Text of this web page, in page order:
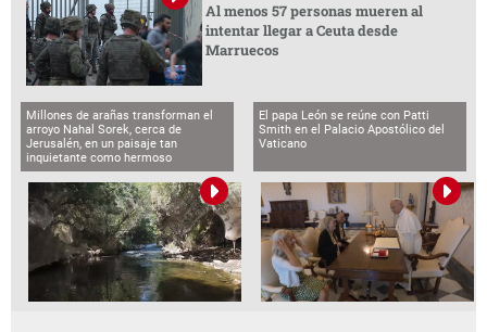
Al menos 57 personas mueren al
intentar llegar a Ceuta desde
Marruecos
Millones de arañas transforman el
arroyo Nahal Sorek, cerca de
Jerusalén, en un paisaje tan
inquietante como hermoso
El papa León se reúne con Patti
Smith en el Palacio Apostólico del
Vaticano